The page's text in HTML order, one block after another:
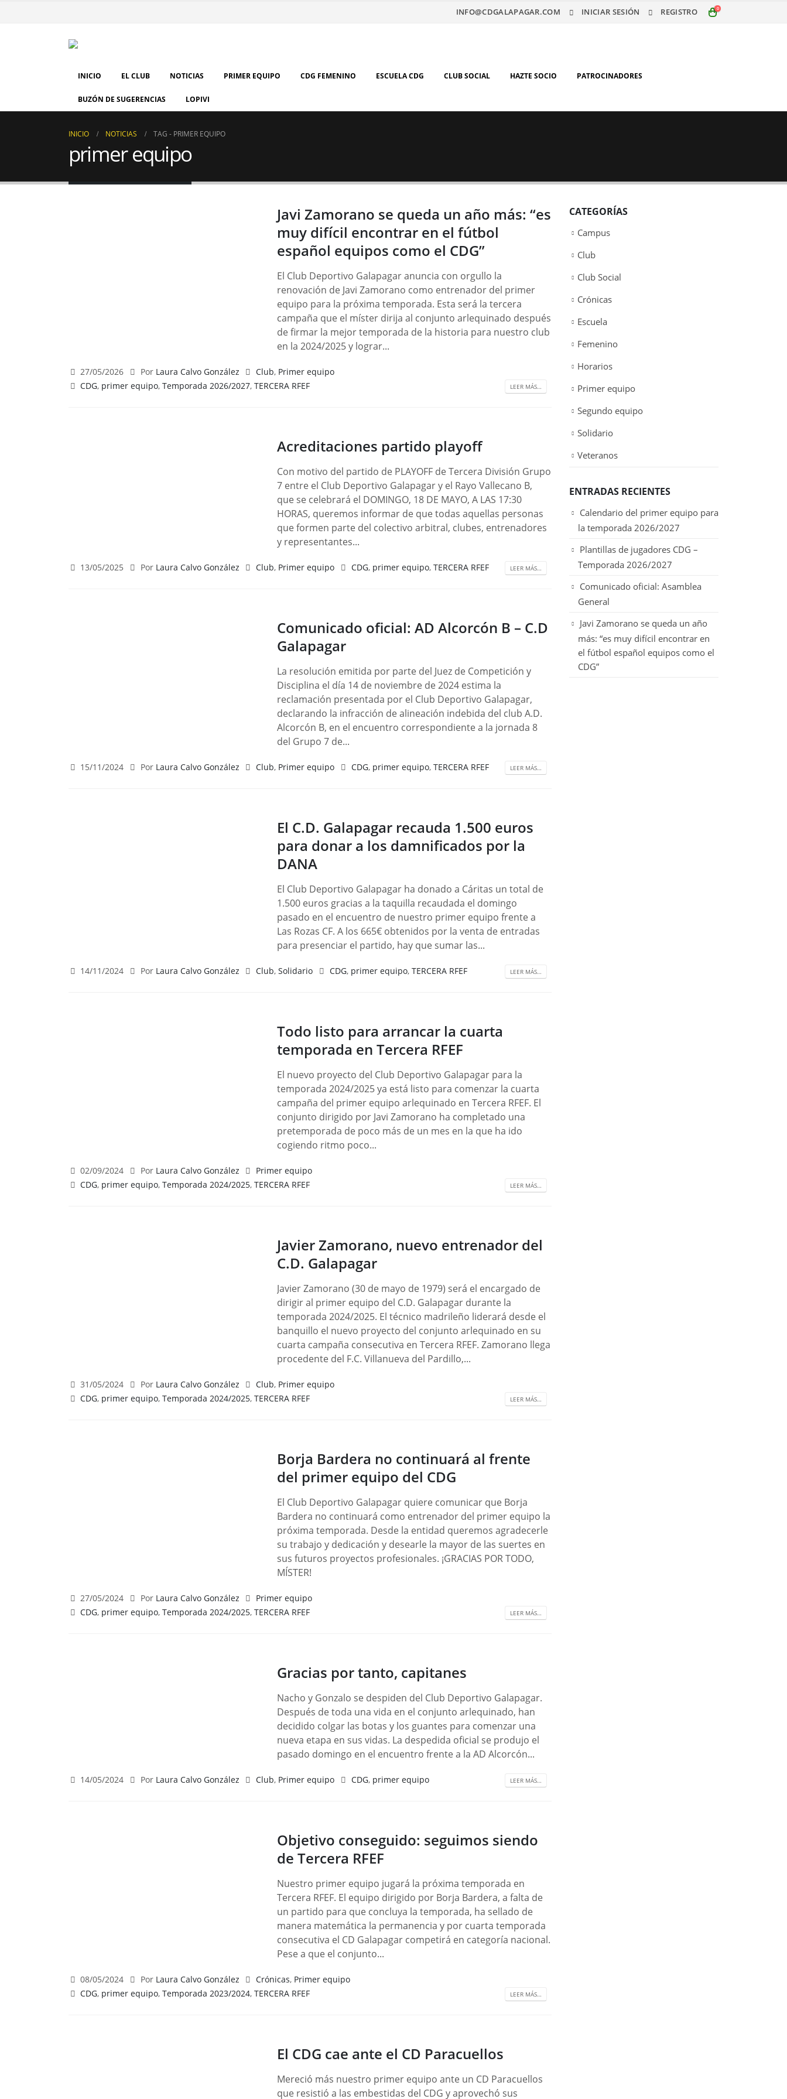
INFO@CDGALAPAGAR.COM INICIAR SESIÓN REGISTRO 0
INICIO EL CLUB NOTICIAS PRIMER EQUIPO CDG FEMENINO ESCUELA CDG CLUB SOCIAL HAZTE SOCIO PATROCINADORES
BUZÓN DE SUGERENCIAS LOPIVI
INICIO NOTICIAS TAG - PRIMER EQUIPO
primer equipo
Javi Zamorano se queda un año más: “es
muy difícil encontrar en el fútbol
español equipos como el CDG”
El Club Deportivo Galapagar anuncia con orgullo la
renovación de Javi Zamorano como entrenador del primer
equipo para la próxima temporada. Esta será la tercera
campaña que el míster dirija al conjunto arlequinado después
de firmar la mejor temporada de la historia para nuestro club
en la 2024/2025 y lograr...
27/05/2026 Por Laura Calvo González Club, Primer equipo
CDG, primer equipo,Temporada 2026/2027,TERCERA RFEF LEER MÁS…
Acreditaciones partido playoff
Con motivo del partido de PLAYOFF de Tercera División Grupo
7 entre el Club Deportivo Galapagar y el Rayo Vallecano B,
que se celebrará el DOMINGO, 18 DE MAYO, A LAS 17:30
HORAS, queremos informar de que todas aquellas personas
que formen parte del colectivo arbitral, clubes, entrenadores
y representantes...
13/05/2025 Por Laura Calvo González Club, Primer equipo CDG, primer equipo, TERCERA RFEF LEER MÁS…
Comunicado oficial: AD Alcorcón B – C.D
Galapagar
La resolución emitida por parte del Juez de Competición y
Disciplina el día 14 de noviembre de 2024 estima la
reclamación presentada por el Club Deportivo Galapagar,
declarando la infracción de alineación indebida del club A.D.
Alcorcón B, en el encuentro correspondiente a la jornada 8
del Grupo 7 de...
15/11/2024 Por Laura Calvo González Club, Primer equipo CDG, primer equipo, TERCERA RFEF LEER MÁS…
El C.D. Galapagar recauda 1.500 euros
para donar a los damnificados por la
DANA
El Club Deportivo Galapagar ha donado a Cáritas un total de
1.500 euros gracias a la taquilla recaudada el domingo
pasado en el encuentro de nuestro primer equipo frente a
Las Rozas CF. A los 665€ obtenidos por la venta de entradas
para presenciar el partido, hay que sumar las...
14/11/2024 Por Laura Calvo González Club,Solidario CDG, primer equipo, TERCERA RFEF LEER MÁS…
Todo listo para arrancar la cuarta
temporada en Tercera RFEF
El nuevo proyecto del Club Deportivo Galapagar para la
temporada 2024/2025 ya está listo para comenzar la cuarta
campaña del primer equipo arlequinado en Tercera RFEF. El
conjunto dirigido por Javi Zamorano ha completado una
pretemporada de poco más de un mes en la que ha ido
cogiendo ritmo poco...
02/09/2024 Por Laura Calvo González
Primer equipo
CDG, primer equipo,Temporada 2024/2025,TERCERA RFEF LEER MÁS…
Javier Zamorano, nuevo entrenador del
C.D. Galapagar
Javier Zamorano (30 de mayo de 1979) será el encargado de
dirigir al primer equipo del C.D. Galapagar durante la
temporada 2024/2025. El técnico madrileño liderará desde el
banquillo el nuevo proyecto del conjunto arlequinado en su
cuarta campaña consecutiva en Tercera RFEF. Zamorano llega
procedente del F.C. Villanueva del Pardillo,...
31/05/2024 Por Laura Calvo González Club, Primer equipo
CDG, primer equipo,Temporada 2024/2025,TERCERA RFEF LEER MÁS…
Borja Bardera no continuará al frente
del primer equipo del CDG
El Club Deportivo Galapagar quiere comunicar que Borja
Bardera no continuará como entrenador del primer equipo la
próxima temporada. Desde la entidad queremos agradecerle
su trabajo y dedicación y desearle la mayor de las suertes en
sus futuros proyectos profesionales. ¡GRACIAS POR TODO,
MÍSTER!
27/05/2024 Por Laura Calvo González
Primer equipo
CDG, primer equipo,Temporada 2024/2025,TERCERA RFEF LEER MÁS…
Gracias por tanto, capitanes
Nacho y Gonzalo se despiden del Club Deportivo Galapagar.
Después de toda una vida en el conjunto arlequinado, han
decidido colgar las botas y los guantes para comenzar una
nueva etapa en sus vidas. La despedida oficial se produjo el
pasado domingo en el encuentro frente a la AD Alcorcón...
14/05/2024 Por Laura Calvo González Club, Primer equipo CDG, primer equipo LEER MÁS…
Objetivo conseguido: seguimos siendo
de Tercera RFEF
Nuestro primer equipo jugará la próxima temporada en
Tercera RFEF. El equipo dirigido por Borja Bardera, a falta de
un partido para que concluya la temporada, ha sellado de
manera matemática la permanencia y por cuarta temporada
consecutiva el CD Galapagar competirá en categoría nacional.
Pese a que el conjunto...
08/05/2024 Por Laura Calvo González Crónicas, Primer equipo
CDG, primer equipo,Temporada 2023/2024,TERCERA RFEF LEER MÁS…
El CDG cae ante el CD Paracuellos
Mereció más nuestro primer equipo ante un CD Paracuellos
que resistió a las embestidas del CDG y aprovechó sus
CATEGORÍAS
Campus
Club
Club Social
Crónicas
Escuela
Femenino
Horarios
Primer equipo
Segundo equipo
Solidario
Veteranos
ENTRADAS RECIENTES
Calendario del primer equipo para
la temporada 2026/2027
Plantillas de jugadores CDG –
Temporada 2026/2027
Comunicado oficial: Asamblea
General
Javi Zamorano se queda un año
más: “es muy difícil encontrar en
el fútbol español equipos como el
CDG”